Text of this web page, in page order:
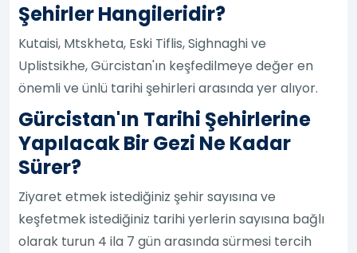
Şehirler Hangileridir?
Kutaisi, Mtskheta, Eski Tiflis, Sighnaghi ve
Uplistsikhe, Gürcistan'ın keşfedilmeye değer en
önemli ve ünlü tarihi şehirleri arasında yer alıyor.
Gürcistan'ın Tarihi Şehirlerine
Yapılacak Bir Gezi Ne Kadar
Sürer?
Ziyaret etmek istediğiniz şehir sayısına ve
keşfetmek istediğiniz tarihi yerlerin sayısına bağlı
olarak turun 4 ila 7 gün arasında sürmesi tercih